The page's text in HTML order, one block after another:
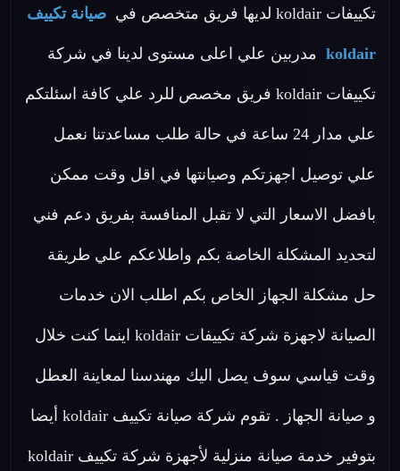
تكييفات koldair لديها فريق متخصص في صيانة تكييف
koldair مدربين علي اعلى مستوى لدينا في شركة
تكييفات koldair فريق مخصص للرد علي كافة اسئلتكم
علي مدار 24 ساعة في حالة طلب مساعدتنا نعمل
علي توصيل اجهزتكم وصيانتها في اقل وقت ممكن
بافضل الاسعار التي لا تقبل المنافسة بفريق دعم فني
لتحديد المشكلة الخاصة بكم واطلاعكم علي طريقة
حل مشكلة الجهاز الخاص بكم اطلب الان خدمات
الصيانة لاجهزة شركة تكييفات koldair اينما كنت خلال
وقت قياسي سوف يصل اليك مهندسنا لمعاينة العطل
و صيانة الجهاز . تقوم شركة صيانة تكييف koldair أيضا
بتوفير خدمة صيانة منزلية لأجهزة شركة تكييف koldair